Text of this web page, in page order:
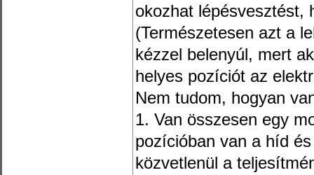
okozhat lépésvesztést,
(Természetesen azt a
kézzel belenyúl, mert
helyes pozíciót az
Nem tudom, hogyan
1. Van összesen egy
pozícióban van a híd
közvetlenül a